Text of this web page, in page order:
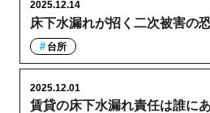
床下水漏れが招く二次被害の
2025.12.14
台所
賃貸の床下水漏れ責任は誰に
2025.12.01